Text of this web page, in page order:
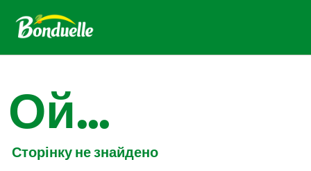
Ой...
Сторінку не знайдено